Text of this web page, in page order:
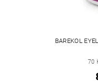
BAREKOL
70